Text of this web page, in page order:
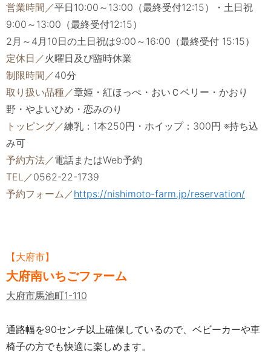
営業時間／平日10:00～13:00（最終受付12:15）・土日祝
9:00～13:00（最終受付12:15）
2月～4月10日の土日祝は9:00～16:00（最終受付 15:15）
定休日／火曜日及び臨時休業
制限時間／40分
取り扱い品種／章姫・紅ほっぺ・おいＣベリー・かおり
野・やよいひめ・恋みのり
トッピング／練乳：1本250円・ホイップ：300円 ※持ち込
み可
予約方法／電話またはWeb予約
TEL／0562-22-1739
予約フォーム／https://nishimoto-farm.jp/reservation/
【大府市】
大府南いちごファーム
大府市馬池町1-110
通路幅を90センチ以上確保しているので、ベビーカーや車
椅子の方でも快適に楽しめます。